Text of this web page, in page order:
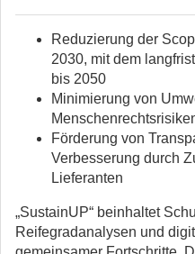
Reduzierung der
2030, mit dem
bis 2050
Minimierung von
Förderung von
Verbesserung durch
Lieferanten
„SustainUP“ beinhaltet
Reifegradanalysen und